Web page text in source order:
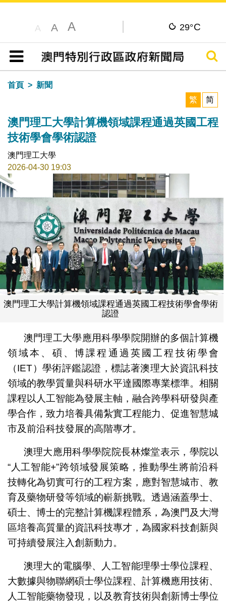
A A A 29°C
目錄
搜尋
首頁
新聞
繁
简
澳門理工大學計算機領域課程通過英國工程
技術學會學術認證
澳門理工大學
2026-04-30 19:03
澳門理工大學計算機領域課程通過英國工程技術學會學術
認證
澳門理工大學應用科學學院開辦的多個計算機
領域本、碩、博課程通過英國工程技術學會
（IET）學術評鑑認證，標誌著澳理大於資訊科技
領域的教學質量與科研水平達國際專業標準。相關
課程以人工智能為發展主軸，融合跨學科研發與產
學合作，致力培養具備紮實工程能力、促進智慧城
市及前沿科技發展的高階專才。
澳理大應用科學學院院長林燦堂表示，學院以
“人工智能+”跨領域發展策略，推動學生將前沿科
技轉化為切實可行的工程方案，應對智慧城市、教
育及藥物研發等領域的嶄新挑戰。透過涵蓋學士、
碩士、博士的完整計算機課程體系，為澳門及大灣
區培養高質量的資訊科技專才，為國家科技創新與
可持續發展注入創新動力。
澳理大的電腦學、人工智能理學士學位課程、
大數據與物聯網碩士學位課程、計算機應用技術、
人工智能藥物發現，以及教育技術與創新博士學位